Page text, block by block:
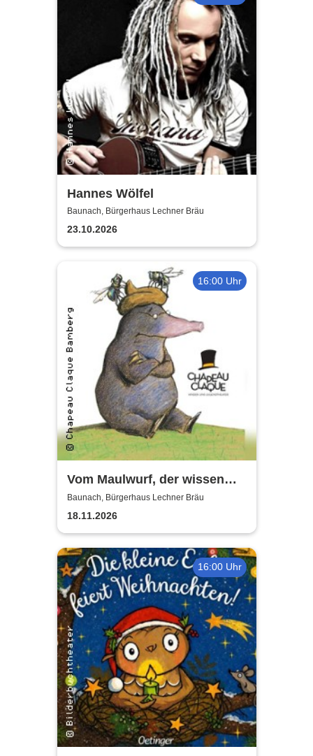
Hannes Wölfel
Baunach, Bürgerhaus Lechner Bräu
23.10.2026
16:00 Uhr
Vom Maulwurf, der wissen
wollte .... - Chapeau Claque
Bamberg
Baunach, Bürgerhaus Lechner Bräu
18.11.2026
16:00 Uhr